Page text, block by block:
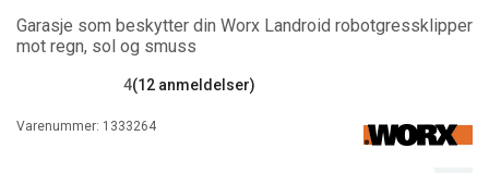
Garasje som beskytter din Worx Landroid robotgressklipper
mot regn, sol og smuss
4(12 anmeldelser)
Varenummer: 1333264